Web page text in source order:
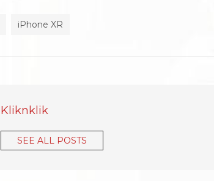
iPhone XR
Kliknklik
SEE ALL POSTS